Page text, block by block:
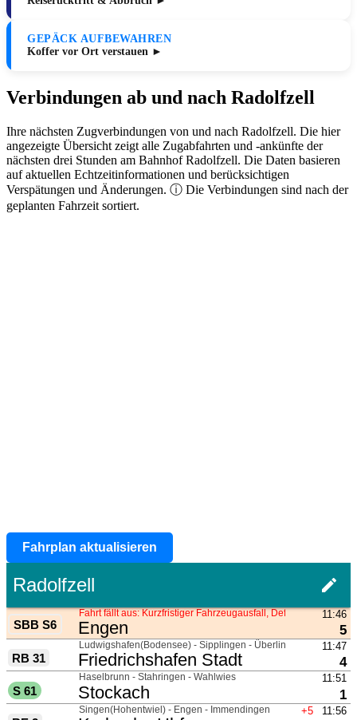
GEPÄCK AUFBEWAHREN
Koffer vor Ort verstauen ►
Verbindungen ab und nach Radolfzell
Ihre nächsten Zugverbindungen von und nach Radolfzell. Die hier
angezeigte Übersicht zeigt alle Zugabfahrten und -ankünfte der
nächsten drei Stunden am Bahnhof Radolfzell. Die Daten basieren
auf aktuellen Echtzeitinformationen und berücksichtigen
Verspätungen und Änderungen. ⓘ Die Verbindungen sind nach der
geplanten Fahrzeit sortiert.
Fahrplan aktualisieren